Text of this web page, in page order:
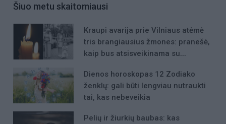
Šiuo metu skaitomiausi
Kraupi avarija prie Vilniaus atėmė
tris brangiausius žmones: pranešė,
kaip bus atsisveikinama su
Dienos horoskopas 12 Zodiako
ženklų: gali būti lengviau nutraukti
tai, kas nebeveikia
Pelių ir žiurkių baubas: kas